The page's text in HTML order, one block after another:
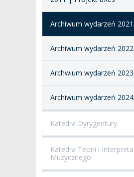
BRANDBOOK
DOSTĘPNOŚĆ
DOM
Archiwum wydarzeń
Archiwum wydarzeń
Archwium wydarzeń
Archiwum wydarzeń
Katedra Dyrygentury
Katedra Teorii i
Muzycznego